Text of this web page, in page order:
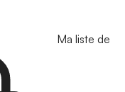
Ma liste de